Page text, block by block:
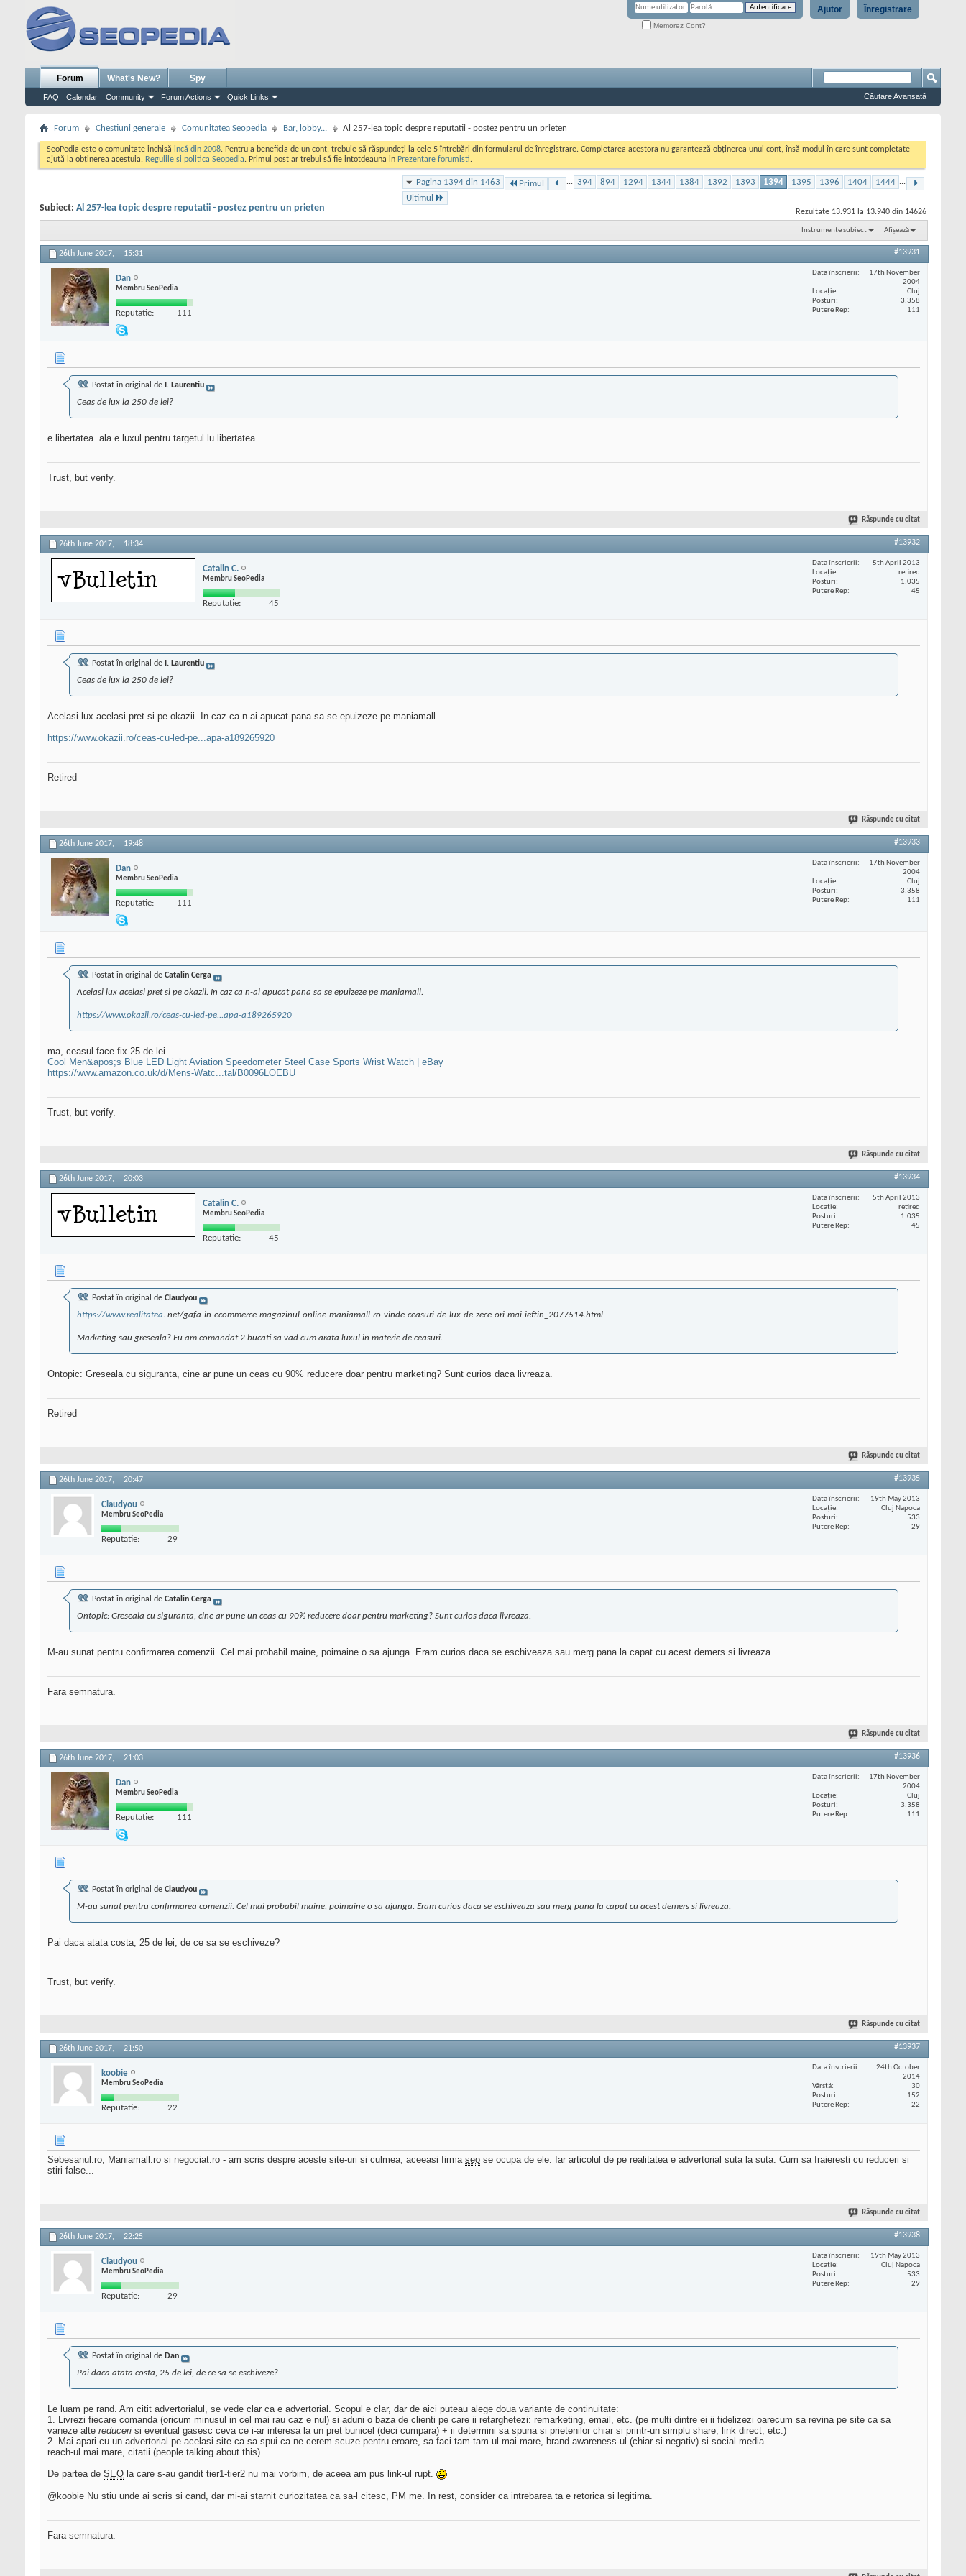
Înregistrare
Ajutor
Memorez Cont?
Forum
FAQ Calendar Community Forum Actions Quick Links
What's New? Spy
Căutare Avansată
Forum Chestiuni generale Comunitatea Seopedia Bar, lobby... Al 257-lea topic despre reputatii - postez pentru un prieten
SeoPedia este o comunitate inchisă incă din 2008. Pentru a beneficia de un cont, trebuie să răspundeți la cele 5 întrebări din formularul de înregistrare. Completarea acestora nu garantează obținerea unui cont, însă modul în care sunt completate
ajută la obținerea acestuia. Regulile si politica Seopedia. Primul post ar trebui să fie intotdeauna in Prezentare forumisti.
Pagina 1394 din 1463 Primul ... 394 894 1294 1344 1384 1392 1393 1394 1395 1396 1404 1444 ...
Ultimul
Rezultate 13.931 la 13.940 din 14626
Subiect: Al 257-lea topic despre reputatii - postez pentru un prieten
Instrumente subiect Afișează
26th June 2017, 15:31 #13931
Dan
Membru SeoPedia
Reputatie: 111
Data înscrierii
17th November
2004
Locaţie
Cluj
Posturi
3.358
Putere Rep
111
Postat în original de I. Laurentiu
Ceas de lux la 250 de lei?
e libertatea. ala e luxul pentru targetul lu libertatea.
Trust, but verify.
Răspunde cu citat
26th June 2017, 18:34 #13932
Catalin C.
Membru SeoPedia
Reputatie: 45
Data înscrierii
5th April 2013
Locaţie
retired
Posturi
1.035
Putere Rep
45
Postat în original de I. Laurentiu
Ceas de lux la 250 de lei?
Acelasi lux acelasi pret si pe okazii. In caz ca n-ai apucat pana sa se epuizeze pe maniamall.
https://www.okazii.ro/ceas-cu-led-pe...apa-a189265920
Retired
Răspunde cu citat
26th June 2017, 19:48 #13933
Dan
Membru SeoPedia
Reputatie: 111
Data înscrierii
17th November
2004
Locaţie
Cluj
Posturi
3.358
Putere Rep
111
Postat în original de Catalin Cerga
Acelasi lux acelasi pret si pe okazii. In caz ca n-ai apucat pana sa se epuizeze pe maniamall.
https://www.okazii.ro/ceas-cu-led-pe...apa-a189265920
ma, ceasul face fix 25 de lei
Cool Men&apos;s Blue LED Light Aviation Speedometer Steel Case Sports Wrist Watch | eBay
https://www.amazon.co.uk/d/Mens-Watc...tal/B0096LOEBU
Trust, but verify.
Răspunde cu citat
26th June 2017, 20:03 #13934
Catalin C.
Membru SeoPedia
Reputatie: 45
Data înscrierii
5th April 2013
Locaţie
retired
Posturi
1.035
Putere Rep
45
Postat în original de Claudyou
https://www.realitatea. net/gafa-in-ecommerce-magazinul-online-maniamall-ro-vinde-ceasuri-de-lux-de-zece-ori-mai-ieftin_2077514.html
Marketing sau greseala? Eu am comandat 2 bucati sa vad cum arata luxul in materie de ceasuri.
Ontopic: Greseala cu siguranta, cine ar pune un ceas cu 90% reducere doar pentru marketing? Sunt curios daca livreaza.
Retired
Răspunde cu citat
26th June 2017, 20:47 #13935
Claudyou
Membru SeoPedia
Reputatie: 29
Data înscrierii
19th May 2013
Locaţie
Cluj Napoca
Posturi
533
Putere Rep
29
Postat în original de Catalin Cerga
Ontopic: Greseala cu siguranta, cine ar pune un ceas cu 90% reducere doar pentru marketing? Sunt curios daca livreaza.
M-au sunat pentru confirmarea comenzii. Cel mai probabil maine, poimaine o sa ajunga. Eram curios daca se eschiveaza sau merg pana la capat cu acest demers si livreaza.
Fara semnatura.
Răspunde cu citat
26th June 2017, 21:03 #13936
Dan
Membru SeoPedia
Reputatie: 111
Data înscrierii
17th November
2004
Locaţie
Cluj
Posturi
3.358
Putere Rep
111
Postat în original de Claudyou
M-au sunat pentru confirmarea comenzii. Cel mai probabil maine, poimaine o sa ajunga. Eram curios daca se eschiveaza sau merg pana la capat cu acest demers si livreaza.
Pai daca atata costa, 25 de lei, de ce sa se eschiveze?
Trust, but verify.
Răspunde cu citat
26th June 2017, 21:50 #13937
koobie
Membru SeoPedia
Reputatie: 22
Data înscrierii
24th October
2014
Vârstă
30
Posturi
152
Putere Rep
22
Sebesanul.ro, Maniamall.ro si negociat.ro - am scris despre aceste site-uri si culmea, aceeasi firma seo se ocupa de ele. Iar articolul de pe realitatea e advertorial suta la suta. Cum sa fraieresti cu reduceri si
stiri false...
Răspunde cu citat
26th June 2017, 22:25 #13938
Claudyou
Membru SeoPedia
Reputatie: 29
Data înscrierii
19th May 2013
Locaţie
Cluj Napoca
Posturi
533
Putere Rep
29
Postat în original de Dan
Pai daca atata costa, 25 de lei, de ce sa se eschiveze?
Le luam pe rand. Am citit advertorialul, se vede clar ca e advertorial. Scopul e clar, dar de aici puteau alege doua variante de continuitate:
1. Livrezi fiecare comanda (oricum minusul in cel mai rau caz e nul) si aduni o baza de clienti pe care ii retarghetezi: remarketing, email, etc. (pe multi dintre ei ii fidelizezi oarecum sa revina pe site ca sa
vaneze alte reduceri si eventual gasesc ceva ce i-ar interesa la un pret bunicel (deci cumpara) + ii determini sa spuna si prietenilor chiar si printr-un simplu share, link direct, etc.)
2. Mai apari cu un advertorial pe acelasi site ca sa spui ca ne cerem scuze pentru eroare, sa faci tam-tam-ul mai mare, brand awareness-ul (chiar si negativ) si social media
reach-ul mai mare, citatii (people talking about this).
De partea de SEO la care s-au gandit tier1-tier2 nu mai vorbim, de aceea am pus link-ul rupt.
@koobie Nu stiu unde ai scris si cand, dar mi-ai starnit curiozitatea ca sa-l citesc, PM me. In rest, consider ca intrebarea ta e retorica si legitima.
Fara semnatura.